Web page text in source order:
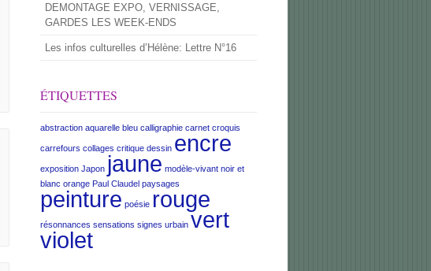
DEMONTAGE EXPO, VERNISSAGE,
GARDES LES WEEK-ENDS
Les infos culturelles d’Hélène: Lettre N°16
ÉTIQUETTES
abstraction aquarelle bleu calligraphie carnet croquis
carrefours collages critique dessin encre
exposition Japon jaune modèle-vivant noir et
blanc orange Paul Claudel paysages
peinture poésie rouge
résonnances sensations signes urbain vert
violet